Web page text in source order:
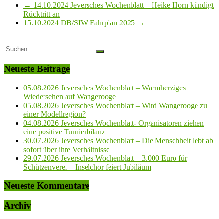
← 14.10.2024 Jeversches Wochenblatt – Heike Horn kündigt
Rücktritt an
15.10.2024 DB/SIW Fahrplan 2025 →
Neueste Beiträge
05.08.2026 Jeversches Wochenblatt – Warmherziges
Wiedersehen auf Wangerooge
05.08.2026 Jeversches Wochenblatt – Wird Wangerooge zu
einer Modellregion?
04.08.2026 Jeversches Wochenblatt- Organisatoren ziehen
eine positive Turnierbilanz
30.07.2026 Jeversches Wochenblatt – Die Menschheit lebt ab
sofort über ihre Verhältnisse
29.07.2026 Jeversches Wochenblatt – 3.000 Euro für
Schützenverei + Inselchor feiert Jubiläum
Neueste Kommentare
Archiv